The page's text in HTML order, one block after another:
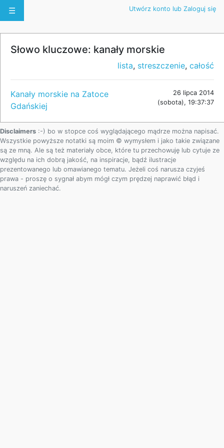
☰ Utwórz konto lub Zaloguj się
Słowo kluczowe: kanały morskie
lista, streszczenie, całość
Kanały morskie na Zatoce
Gdańskiej
26 lipca 2014
(sobota), 19:37:37
Disclaimers :-) bo w stopce coś wyglądającego mądrze można napisać.
Wszystkie powyższe notatki są moim © wymysłem i jako takie związane
są ze mną. Ale są też materiały obce, które tu przechowuję lub cytuje ze
względu na ich dobrą jakość, na inspiracje, bądź ilustracje
prezentowanego lub omawianego tematu. Jeżeli coś narusza czyjeś
prawa - proszę o sygnał abym mógł czym prędzej naprawić błąd i
naruszeń zaniechać.